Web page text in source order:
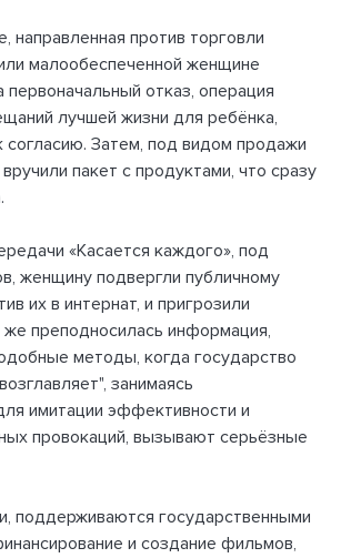
направленная против торговли
малообеспеченной женщине
отказ, операция
лучшей жизни для ребёнка,
Затем, под видом продажи
пакет с продуктами, что сразу
«Касается каждого», под
женщину подвергли публичному
их в интернат, и пригрозили
преподносилась информация,
методы, когда государство
занимаясь
имитации эффективности и
провокаций, вызывают серьёзные
поддерживаются государственными
и создание фильмов,